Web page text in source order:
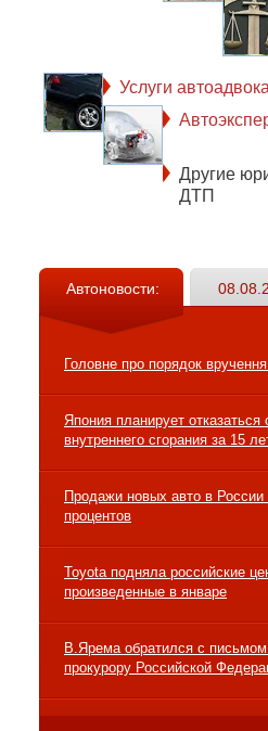
Услуги
Другие
ДТП
Автоновости:
Головне про порядок вручення
Япония планирует отказаться
внутреннего сгорания за 15
Продажи новых авто в России
процентов
Toyota подняла российские
произведенные в январе
В.Ярема обратился с письмом
прокурору Российской